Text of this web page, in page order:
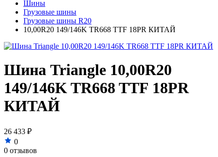
Шины
Грузовые шины
Грузовые шины R20
10,00R20 149/146K TR668 TTF 18PR КИТАЙ
Шина Triangle 10,00R20
149/146K TR668 TTF 18PR
КИТАЙ
26 433 ₽
0
0 отзывов